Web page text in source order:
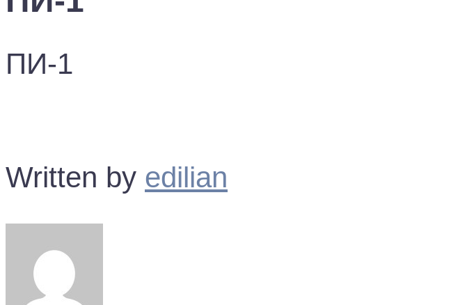
ПИ-1
Written by edilian